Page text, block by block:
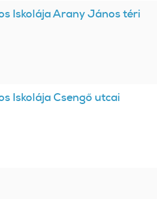
Iskolája Arany János téri
Iskolája Csengő utcai